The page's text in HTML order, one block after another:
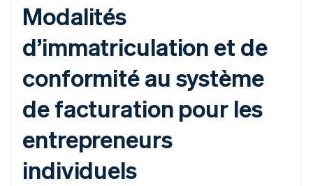
Modalités
d’immatriculation et de
conformité au système
de facturation pour les
entrepreneurs
individuels